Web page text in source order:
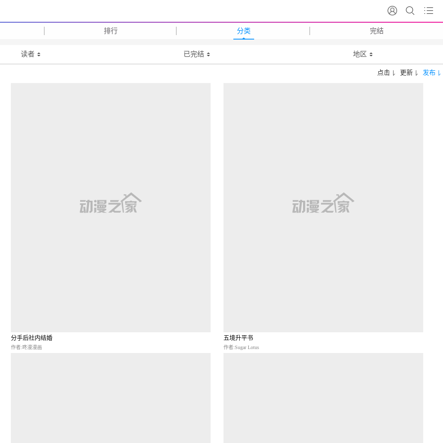
排行 分类 完结
读者 已完结 地区
发布
更新
点击
分手后社内结婚
作者:咚漫漫画
五境升平书
作者:Sugar Lotus